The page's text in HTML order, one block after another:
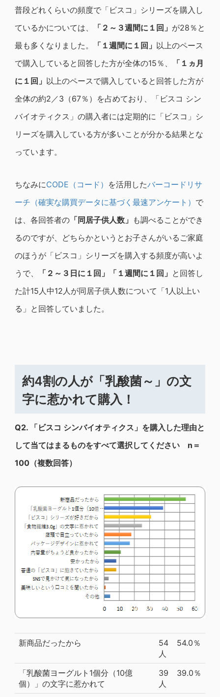
普段どれくらいの頻度で「ビスコ」シリーズを購入し
ているかについては、
「２～３週間に１回」 が28％と
最も多くなりました。
「１週間に１回」 以上のペース
で購入していると回答した方が全体の15％、
「１ヵ月
に１回」 以上のペースで購入していると回答した方が
全体の約2／3（67％）を占めており、「ビスコ シン
バイオティクス」の購入者には定期的に「ビスコ」シ
リーズを購入している方が多いことが分かる結果とな
っています。
ちなみにCODE（コード） を活用したバーコードリサ
ーチ（確実な購買データに基づく最速アンケート） で
は、各回答者の 「同居子供人数」 も調べることができ
るのですが、どちらかというとお子さんがいるご家庭
のほうが「ビスコ」シリーズを購入する頻度が高いよ
うで、
「２～３日に１回」「１週間に１回」 と回答し
た計15人中12人が同居子供人数について「1人以上い
る」と回答していました。
約4割の人が「乳酸菌～」の文
字に惹かれて購入！
Q2.
「ビスコ シンバイオティクス」を購入した理由と
して当てはまるものをすべて選択してください n＝
100（複数回答）
新商品だったから
54
人
54.0％
「乳酸菌ヨーグルト1個分（10億
個）」の文字に惹かれて
39
人
39.0％